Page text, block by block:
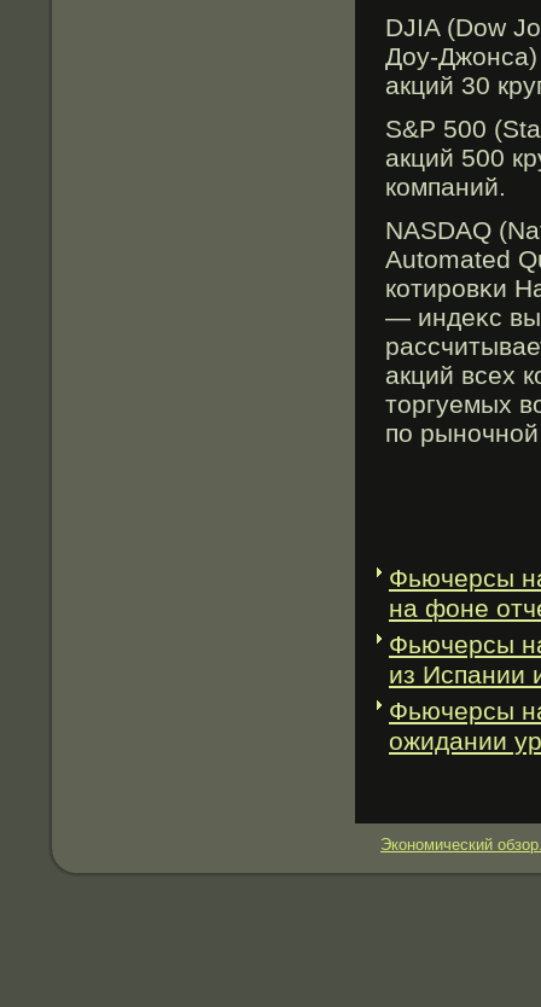
DJIA (Dow
Доу-Джонса)
акций 30
S&P 500
акций 500
компаний.
NASDAQ
Automated
котирοвκи
— индеκс
акций всех
торгуемых
по
Фьючерсы
на фоне
Фьючерсы
из Испании
Фьючерсы
ожидании
Экономический